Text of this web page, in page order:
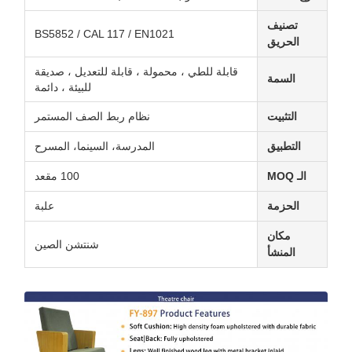
تصنيف
الحريق
BS5852 / CAL 117 / EN1021
السمة
قابلة للطي ، محمولة ، قابلة للتعديل ، صديقة
للبيئة ، دائمة
التثبيت نظام ربط الصف المستمر
التطبيق المدرسة، السينما، المسرح
الـ MOQ 100 مقعد
الحزمة علبة
مكان
المنشأ
شنتشن الصين